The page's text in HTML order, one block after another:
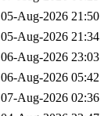
05-Aug-2026 21:50
05-Aug-2026 21:34
06-Aug-2026 23:03
06-Aug-2026 05:42
07-Aug-2026 02:36